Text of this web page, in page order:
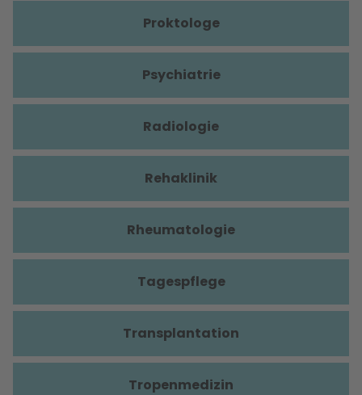
Proktologe
Psychiatrie
Radiologie
Rehaklinik
Rheumatologie
Tagespflege
Transplantation
Tropenmedizin